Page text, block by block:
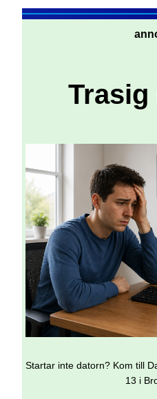
Trasig
Startar inte datorn? Kom till
13 i